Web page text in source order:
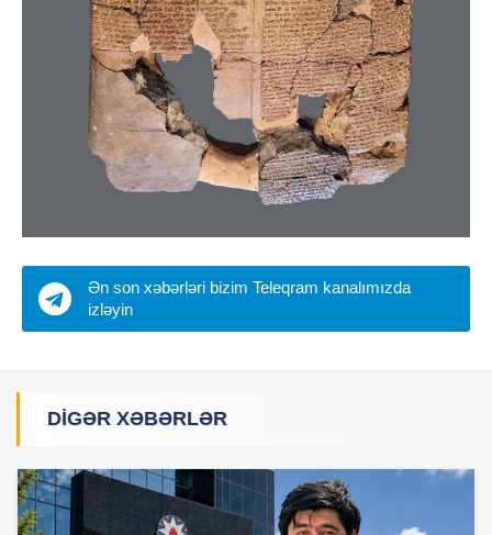
Ən son xəbərləri bizim Teleqram kanalımızda
izləyin
DIGƏR XƏBƏRLƏR